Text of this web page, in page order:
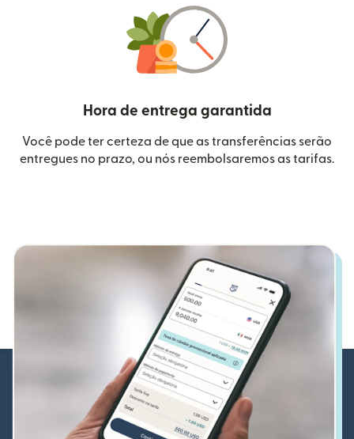
Hora de entrega garantida
Você pode ter certeza de que as transferências serão
entregues no prazo, ou nós reembolsaremos as tarifas.